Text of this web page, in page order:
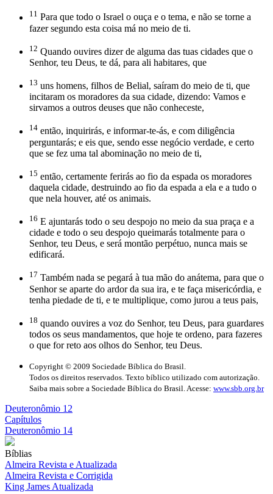
11 Para que todo o Israel o ouça e o tema, e não se torne a
fazer segundo esta coisa má no meio de ti.
12 Quando ouvires dizer de alguma das tuas cidades que o
Senhor, teu Deus, te dá, para ali habitares, que
13 uns homens, filhos de Belial, saíram do meio de ti, que
incitaram os moradores da sua cidade, dizendo: Vamos e
sirvamos a outros deuses que não conheceste,
14 então, inquirirás, e informar-te-ás, e com diligência
perguntarás; e eis que, sendo esse negócio verdade, e certo
que se fez uma tal abominação no meio de ti,
15 então, certamente ferirás ao fio da espada os moradores
daquela cidade, destruindo ao fio da espada a ela e a tudo o
que nela houver, até os animais.
16 E ajuntarás todo o seu despojo no meio da sua praça e a
cidade e todo o seu despojo queimarás totalmente para o
Senhor, teu Deus, e será montão perpétuo, nunca mais se
edificará.
17 Também nada se pegará à tua mão do anátema, para que o
Senhor se aparte do ardor da sua ira, e te faça misericórdia, e
tenha piedade de ti, e te multiplique, como jurou a teus pais,
18 quando ouvires a voz do Senhor, teu Deus, para guardares
todos os seus mandamentos, que hoje te ordeno, para fazeres
o que for reto aos olhos do Senhor, teu Deus.
Copyright © 2009 Sociedade Bíblica do Brasil.
Todos os direitos reservados. Texto bíblico utilizado com autorização.
Saiba mais sobre a Sociedade Bíblica do Brasil. Acesse: www.sbb.org.br
Deuteronômio 12
Capítulos
Deuteronômio 14
Bíblias
Almeira Revista e Atualizada
Almeira Revista e Corrigida
King James Atualizada